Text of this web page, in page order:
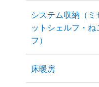
システム収納（ミ
ットシェルフ・ね
フ）
床暖房